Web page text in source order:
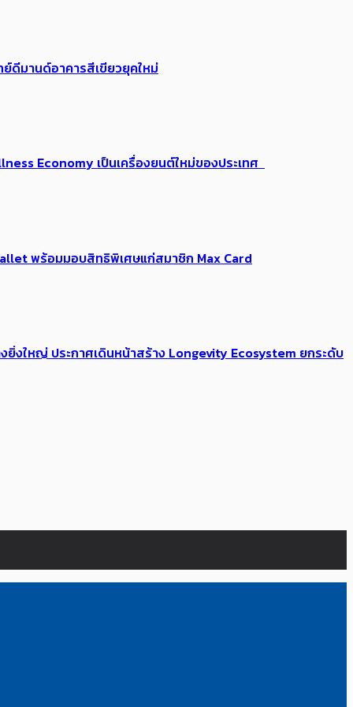
ย์ดีมานด์อาคารสีเขียวยุคใหม่
Economy เป็นเครื่องยนต์ใหม่ของประเทศ
พร้อมมอบสิทธิพิเศษแก่สมาชิก Max Card
งใหญ่ ประกาศเดินหน้าสร้าง Longevity Ecosystem ยกระดับ